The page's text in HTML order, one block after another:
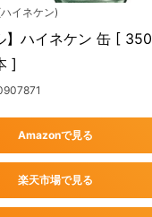
イネケン)
】ハイネケン 缶 [ 350
]
Amazonで見る
楽天市場で見る